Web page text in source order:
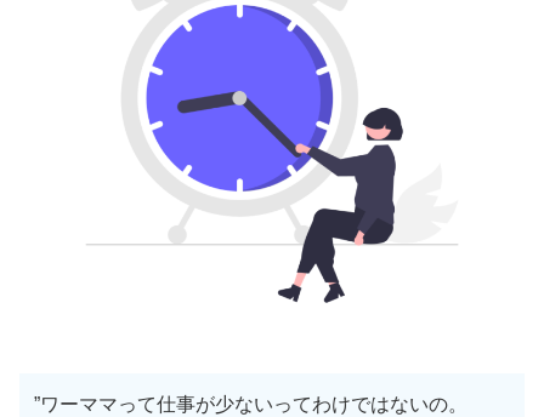
”ワーママって仕事が少ないってわけではないの。